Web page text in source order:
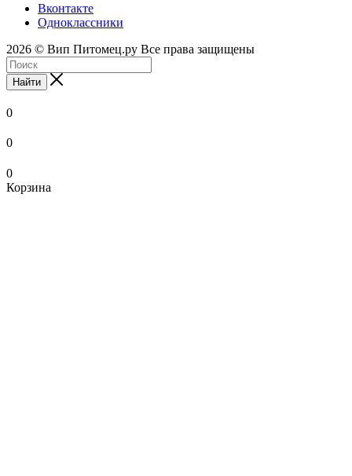
Вконтакте
Одноклассники
2026 © Вип Питомец.ру Все права защищены
Найти
0
0
0
Корзина